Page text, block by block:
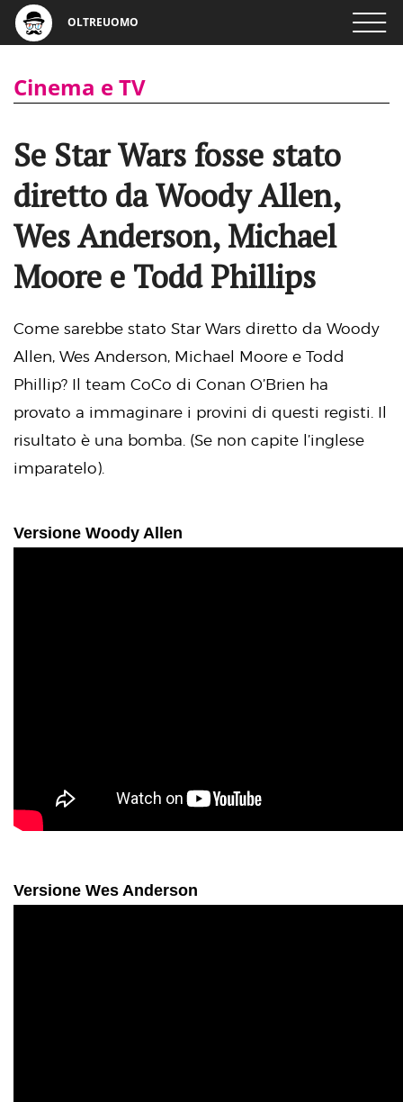
OLTREUOMO
Cinema e TV
Se Star Wars fosse stato
diretto da Woody Allen,
Wes Anderson, Michael
Moore e Todd Phillips
Come sarebbe stato Star Wars diretto da Woody
Allen, Wes Anderson, Michael Moore e Todd
Phillip? Il team CoCo di Conan O’Brien ha
provato a immaginare i provini di questi registi. Il
risultato è una bomba. (Se non capite l’inglese
imparatelo).
Versione Woody Allen
Versione Wes Anderson